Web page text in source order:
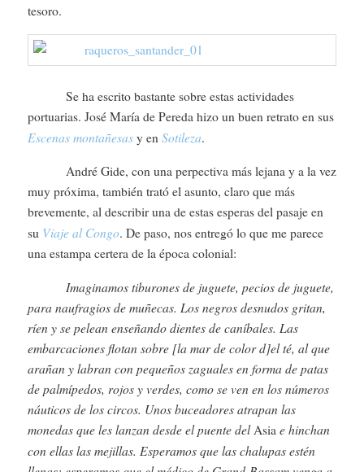
tesoro.
Se ha escrito bastante sobre estas actividades
portuarias. José María de Pereda hizo un buen retrato en sus
Escenas montañesas y enSotileza.
André Gide, con una perpectiva más lejana y a la vez
muy próxima, también trató el asunto, claro que más
brevemente, al describir una de estas esperas del pasaje en
su Viaje al Congo. De paso, nos entregó lo que me parece
una estampa certera de la época colonial:
Imaginamos tiburones de juguete, pecios de juguete,
para naufragios de muñecas. Los negros desnudos gritan,
ríen y se pelean enseñando dientes de caníbales. Las
embarcaciones flotan sobre [la mar de color d]el té, al que
arañan y labran con pequeños zaguales en forma de patas
de palmípedos, rojos y verdes, como se ven en los números
náuticos de los circos. Unos buceadores atrapan las
monedas que les lanzan desde el puente del Asia e hinchan
con ellas las mejillas. Esperamos que las chalupas estén